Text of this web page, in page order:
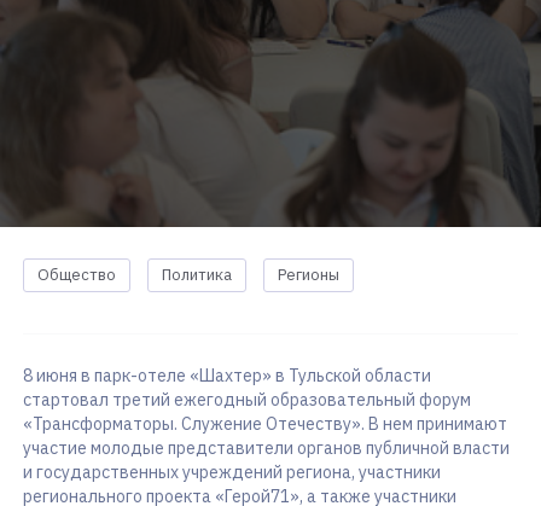
Общество Политика Регионы
8 июня в парк-отеле «Шахтер» в Тульской области
стартовал третий ежегодный образовательный форум
«Трансформаторы. Служение Отечеству». В нем принимают
участие молодые представители органов публичной власти
и государственных учреждений региона, участники
регионального проекта «Герой71», а также участники